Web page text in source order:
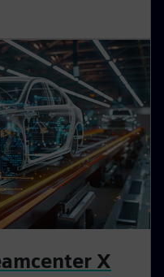
X